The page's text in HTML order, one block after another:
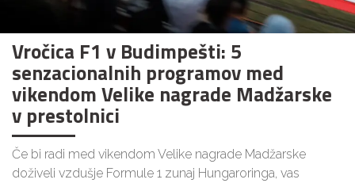
Vročica F1 v Budimpešti: 5
senzacionalnih programov med
vikendom Velike nagrade Madžarske
v prestolnici
Če bi radi med vikendom Velike nagrade Madžarske
doživeli vzdušje Formule 1 zunaj Hungaroringa, vas